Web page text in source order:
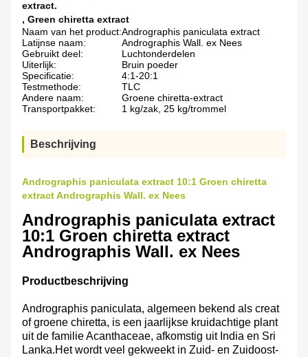
extract.
, Green chiretta extract
Naam van het product:Andrographis paniculata extract
Latijnse naam:
Andrographis Wall. ex Nees
Gebruikt deel:
Luchtonderdelen
Uiterlijk:
Bruin poeder
Specificatie:
4:1-20:1
Testmethode:
TLC
Andere naam:
Groene chiretta-extract
Transportpakket:
1 kg/zak, 25 kg/trommel
Beschrijving
Andrographis paniculata extract 10:1 Groen chiretta
extract Andrographis Wall. ex Nees
Andrographis paniculata extract
10:1 Groen chiretta extract
Andrographis Wall. ex Nees
Productbeschrijving
Andrographis paniculata, algemeen bekend als creat
of groene chiretta, is een jaarlijkse kruidachtige plant
uit de familie Acanthaceae, afkomstig uit India en Sri
Lanka.Het wordt veel gekweekt in Zuid- en Zuidoost-